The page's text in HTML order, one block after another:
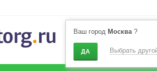
Ваш город Москва?
ДА Выбрать